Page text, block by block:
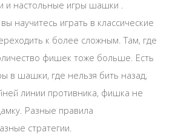
и настольные игры шашки .
научитесь играть в классические
к более сложным. Там, где
фишек тоже больше. Есть
в шашки, где нельзя бить назад,
линии противника, фишка не
Разные правила
стратегии.